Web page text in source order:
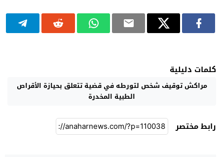
كلمات دليلية
مراكش توقيف شخص لتورطه في قضية تتعلق بحيازة الأقراص
الطبية المخدرة
رابط مختصر